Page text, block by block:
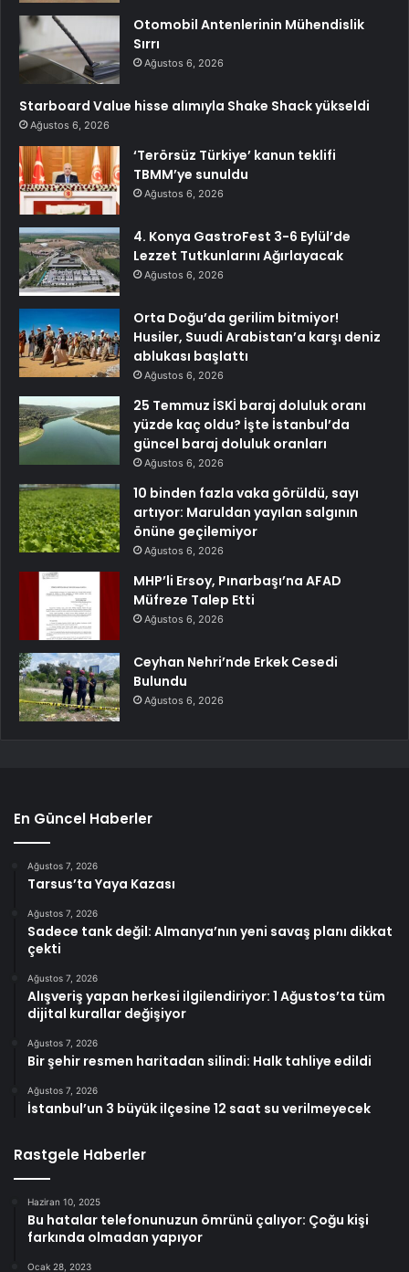
Otomobil Antenlerinin Mühendislik
Sırrı
Ağustos 6, 2026
Starboard Value hisse alımıyla Shake Shack yükseldi
Ağustos 6, 2026
‘Terörsüz Türkiye’ kanun teklifi
TBMM’ye sunuldu
Ağustos 6, 2026
4. Konya GastroFest 3-6 Eylül’de
Lezzet Tutkunlarını Ağırlayacak
Ağustos 6, 2026
Orta Doğu’da gerilim bitmiyor!
Husiler, Suudi Arabistan’a karşı deniz
ablukası başlattı
Ağustos 6, 2026
25 Temmuz İSKİ baraj doluluk oranı
yüzde kaç oldu? İşte İstanbul’da
güncel baraj doluluk oranları
Ağustos 6, 2026
10 binden fazla vaka görüldü, sayı
artıyor: Maruldan yayılan salgının
önüne geçilemiyor
Ağustos 6, 2026
MHP’li Ersoy, Pınarbaşı’na AFAD
Müfreze Talep Etti
Ağustos 6, 2026
Ceyhan Nehri’nde Erkek Cesedi
Bulundu
Ağustos 6, 2026
En Güncel Haberler
Ağustos 7, 2026
Tarsus’ta Yaya Kazası
Ağustos 7, 2026
Sadece tank değil: Almanya’nın yeni savaş planı dikkat
çekti
Ağustos 7, 2026
Alışveriş yapan herkesi ilgilendiriyor: 1 Ağustos’ta tüm
dijital kurallar değişiyor
Ağustos 7, 2026
Bir şehir resmen haritadan silindi: Halk tahliye edildi
Ağustos 7, 2026
İstanbul’un 3 büyük ilçesine 12 saat su verilmeyecek
Rastgele Haberler
Haziran 10, 2025
Bu hatalar telefonunuzun ömrünü çalıyor: Çoğu kişi
farkında olmadan yapıyor
Ocak 28, 2023